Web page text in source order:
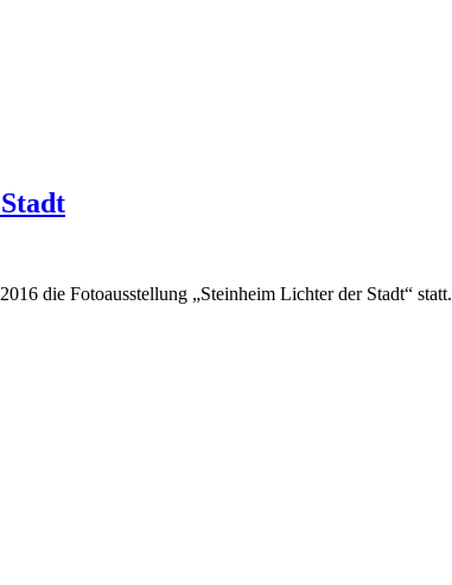
die Fotoausstellung „Steinheim Lichter der Stadt“ statt.